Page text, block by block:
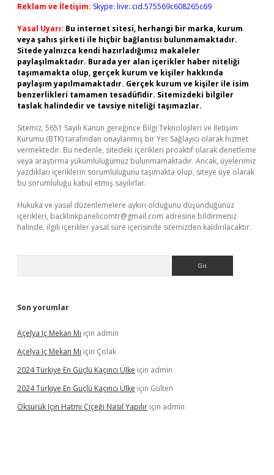
Reklam ve İletişim: Skype: live:.cid.575569c608265c69
Yasal Uyarı: Bu internet sitesi, herhangi bir marka, kurum
veya şahıs şirketi ile hiçbir bağlantısı bulunmamaktadır.
Sitede yalnızca kendi hazırladığımız makaleler
paylaşılmaktadır. Burada yer alan içerikler haber niteliği
taşımamakta olup, gerçek kurum ve kişiler hakkında
paylaşım yapılmamaktadır. Gerçek kurum ve kişiler ile isim
benzerlikleri tamamen tesadüfidir. Sitemizdeki bilgiler
taslak halindedir ve tavsiye niteliği taşımazlar.
Sitemiz, 5651 Sayılı Kanun gereğince Bilgi Teknolojileri ve İletişim
Kurumu (BTK) tarafından onaylanmış bir Yer Sağlayıcı olarak hizmet
vermektedir. Bu nedenle, sitedeki içerikleri proaktif olarak denetleme
veya araştırma yükümlülüğümüz bulunmamaktadır. Ancak, üyelerimiz
yazdıkları içeriklerin sorumluluğunu taşımakta olup, siteye üye olarak
bu sorumluluğu kabul etmiş sayılırlar.
Hukuka ve yasal düzenlemelere aykırı olduğunu düşündüğünüz
içerikleri, backlinkpanelicomtr@gmail.com adresine bildirmeniz
halinde, ilgili içerikler yasal süre içerisinde sitemizden kaldırılacaktır.
Son yorumlar
Açelya Iç Mekan Mı için admin
Açelya Iç Mekan Mı için Çolak
2024 Türkiye En Güçlü Kaçıncı Ülke için admin
2024 Türkiye En Güçlü Kaçıncı Ülke için Gülten
Öksürük Için Hatmi Çiçeği Nasıl Yapılır için admin